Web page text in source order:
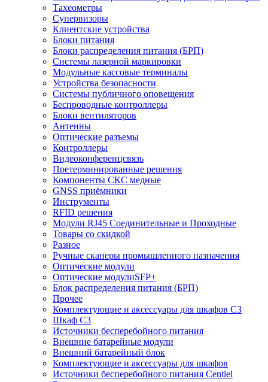
Тахеометры
Супервизоры
Клиентские устройства
Блоки питания
Блоки распределения питания (БРП)
Системы лазерной маркировки
Модульные кассовые терминалы
Устройства безопасности
Системы публичного оповещения
Беспроводные контроллеры
Блоки вентиляторов
Антенны
Оптические разъемы
Контроллеры
Видеоконференцсвязь
Претерминированные решения
Компоненты СКС медные
GNSS приёмники
Инструменты
RFID решения
Модули RJ45 Соединительные и Проходные
Товары со скидкой
Разное
Ручные сканеры промышленного назначения
Оптические модули
Оптические модулиSFP+
Блок распределения питания (БРП)
Прочее
Комплектующие и аксессуары для шкафов C3
Шкаф C3
Источники бесперебойного питания
Внешние батарейные модули
Внешний батарейный блок
Комплектующие и аксессуары для шкафов
Источники бесперебойного питания Centiel